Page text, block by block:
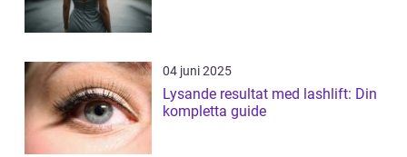
04 juni 2025
Lysande resultat med lashlift: Din
kompletta guide